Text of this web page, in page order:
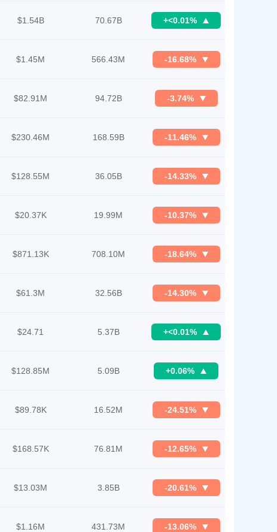
$1.54B 70.67B +<0.01%
$1.45M 566.43M -16.68%
$82.91M 94.72B -3.74%
$230.46M 168.59B -11.46%
$128.55M 36.05B -14.33%
$20.37K 19.99M -10.37%
$871.13K 708.10M -18.64%
$61.3M 32.56B -14.30%
$24.71 5.37B +<0.01%
$128.85M 5.09B +0.06%
$89.78K 16.52M -24.51%
$168.57K 76.81M -12.65%
$13.03M 3.85B -20.61%
$1.16M 431.73M -13.06%